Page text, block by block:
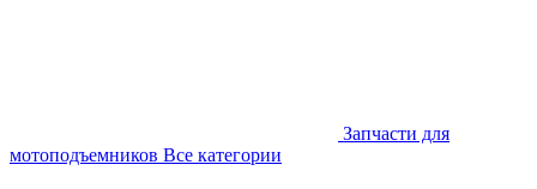
Запчасти для
мотоподъемников Все категории